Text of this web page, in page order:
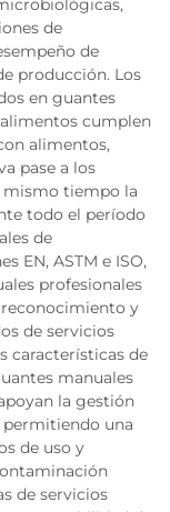
de
de
producción. Los
en guantes
cumplen
alimentos,
pase a los
tiempo la
todo el período
de
EN, ASTM e ISO,
profesionales
y
de servicios
características de
manuales
la gestión
una
de uso y
de servicios